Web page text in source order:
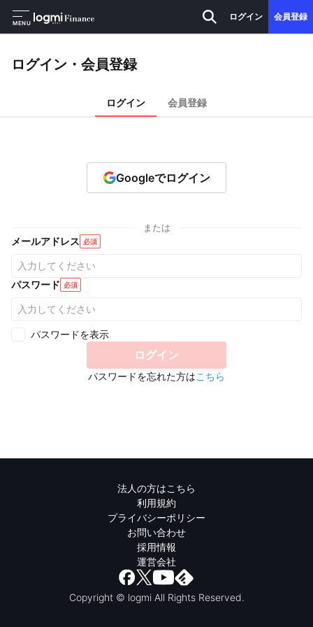
MENU
ログイン 会員登録
ログイン・会員登録
ログイン 会員登録
Googleでログイン
または
メールアドレス 必須
パスワード 必須
パスワードを表示
ログイン
パスワードを忘れた方はこちら
法人の方はこちら
利用規約
プライバシーポリシー
お問い合わせ
採用情報
運営会社
Copyright © logmi All Rights Reserved.